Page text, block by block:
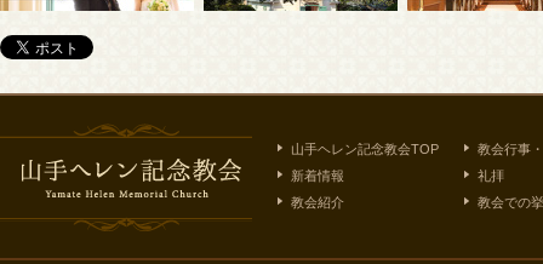
山手ヘレン記念教会TOP
新着情報
教会紹介
教会行事
礼拝
教会での